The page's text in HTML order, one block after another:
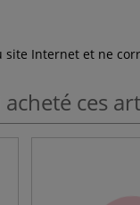
Internet et ne
ces